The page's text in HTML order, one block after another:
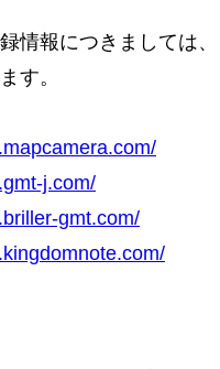
情報につきましては、
す。
j.com/
gmt.com/